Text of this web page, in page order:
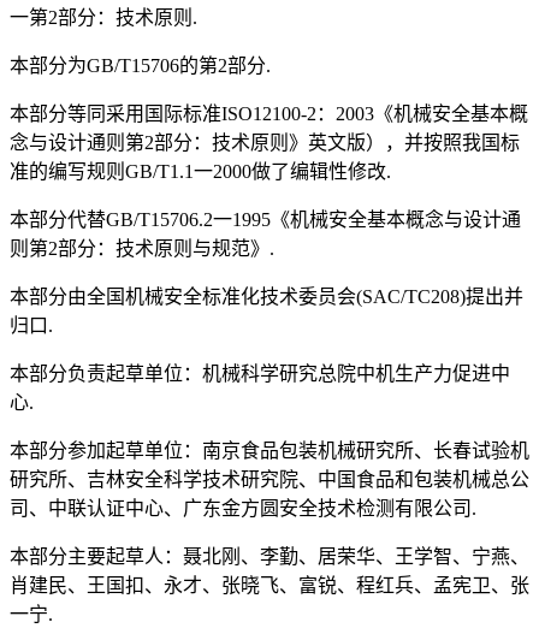
一第2部分：技术原则.
本部分为GB/T15706的第2部分.
本部分等同采用国际标准ISO12100-2：2003《机械安全基本概
念与设计通则第2部分：技术原则》英文版），并按照我国标
准的编写规则GB/T1.1一2000做了编辑性修改.
本部分代替GB/T15706.2一1995《机械安全基本概念与设计通
则第2部分：技术原则与规范》.
本部分由全国机械安全标准化技术委员会(SAC/TC208)提出并
归口.
本部分负责起草单位：机械科学研究总院中机生产力促进中
心.
本部分参加起草单位：南京食品包装机械研究所、长春试验机
研究所、吉林安全科学技术研究院、中国食品和包装机械总公
司、中联认证中心、广东金方圆安全技术检测有限公司.
本部分主要起草人：聂北刚、李勤、居荣华、王学智、宁燕、
肖建民、王国扣、永才、张晓飞、富锐、程红兵、孟宪卫、张
一宁.